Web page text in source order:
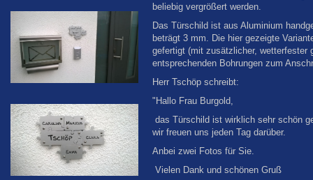
beliebig vergrößert werden.
Das Türschild ist aus Aluminium
beträgt 3 mm. Die hier gezeigte
gefertigt (mit zusätzlicher, wetterfester
entsprechenden Bohrungen zum
Herr Tschöp schreibt:
"Hallo Frau Burgold,
das Türschild ist wirklich sehr schön
wir freuen uns jeden Tag darüber.
Anbei zwei Fotos für Sie.
Vielen Dank und schönen Gruß